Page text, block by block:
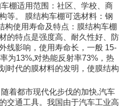
棚适用范围：社区、学校、商
等。
膜结构车棚可选材料：钢
构使用寿命及特点：膜结构车棚
的特点是强度高、耐久性好、防
线影响，使用寿命长，一般 15-
为13%,对热能反射率73% ，热
时代的膜材料的发明，使膜结构
着都市现代化步伐的加快,汽车
交通工具。我国由于汽车工业高